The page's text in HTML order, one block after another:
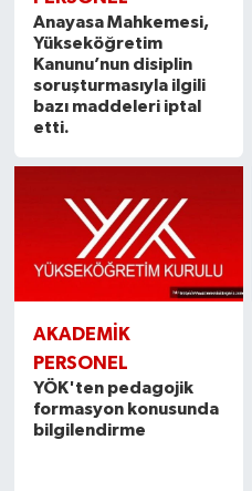
Anayasa Mahkemesi,
Yükseköğretim
Kanunu’nun disiplin
soruşturmasıyla ilgili
bazı maddeleri iptal
etti.
AKADEMİK
PERSONEL
YÖK'ten pedagojik
formasyon konusunda
bilgilendirme